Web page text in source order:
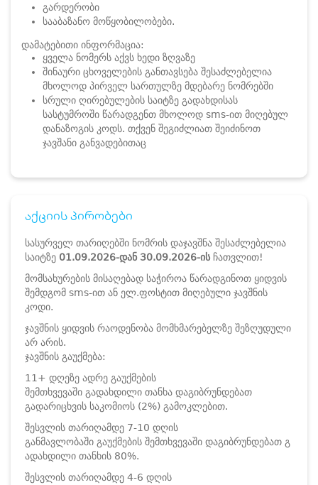
გარდერობი
სააბაზანო მოწყობილობები.
დამატებითი ინფორმაცია:
ყველა ნომერს აქვს ხედი ზღვაზე
შინაური ცხოველების განთავსება შესაძლებელია
მხოლოდ პირველ სართულზე მდებარე ნომრებში
სრული ღირებულების საიტზე გადახდისას
სასტუმროში წარადგენთ მხოლოდ sms-ით მიღებულ
დანაზოგის კოდს. თქვენ შეგიძლიათ შეიძინოთ
ჯავშანი განვადებითაც
აქციის პირობები
სასურველ თარიღებში ნომრის დაჯავშნა შესაძლებელია
საიტზე 01.09.2026-დან 30.09.2026-ის ჩათვლით!
მომსახურების მისაღებად საჭიროა წარადგინოთ ყიდვის
შემდგომ sms-ით ან ელ.ფოსტით მიღებული ჯავშნის
კოდი.
ჯავშნის ყიდვის რაოდენობა მომხმარებელზე შეზღუდული
არ არის.
ჯავშნის გაუქმება:
11+ დღეზე ადრე გაუქმების
შემთხვევაში გადახდილი თანხა დაგიბრუნდებათ
გადარიცხვის საკომიოს (2%) გამოკლებით.
შესვლის თარიღამდე 7-10 დღის
განმავლობაში გაუქმების შემთხვევაში დაგიბრუნდებათ გ
ადახდილი თანხის 80%.
შესვლის თარიღამდე 4-6 დღის